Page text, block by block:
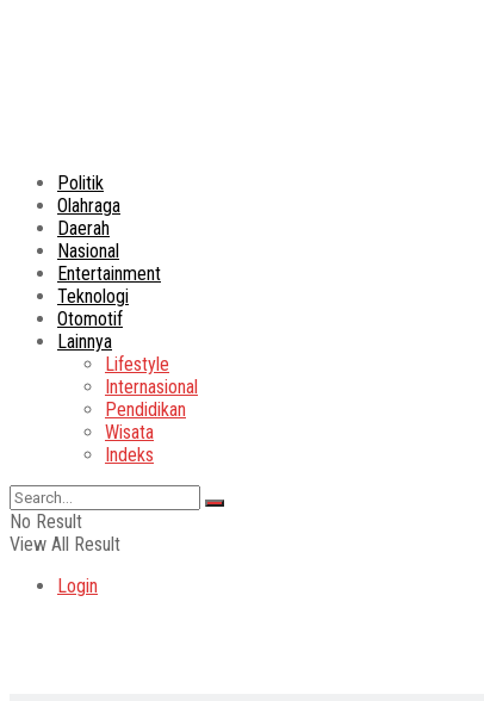
Politik
Olahraga
Daerah
Nasional
Entertainment
Teknologi
Otomotif
Lainnya
Lifestyle
Internasional
Pendidikan
Wisata
Indeks
No Result
View All Result
Login